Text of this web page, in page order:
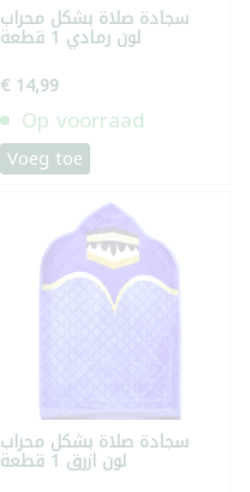
سجادة صلاة بشكل محراب
لون رمادي 1 قطعة
€ 14,99
Op voorraad
Voeg toe
سجادة صلاة بشكل محراب
لون ازرق 1 قطعة